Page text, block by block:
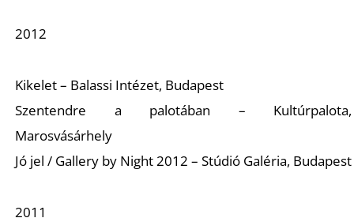
2012
Kikelet – Balassi Intézet, Budapest
Szentendre a palotában – Kultúrpalota,
Marosvásárhely
Jó jel / Gallery by Night 2012 – Stúdió Galéria, Budapest
2011